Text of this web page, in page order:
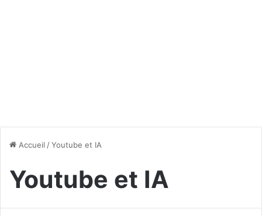
Accueil /Youtube et IA
Youtube et IA